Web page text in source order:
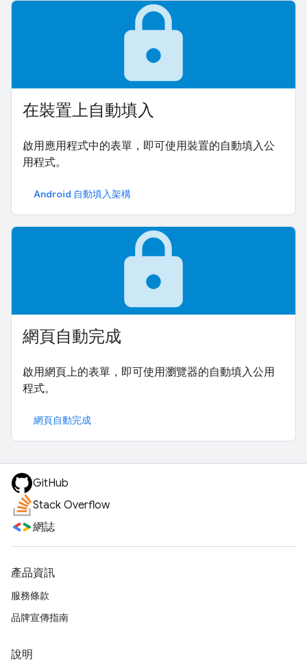
lock
在裝置上自動填入
啟用應用程式中的表單，即可使用裝置的自動填入公
用程式。
Android 自動填入架構
lock
網頁自動完成
啟用網頁上的表單，即可使用瀏覽器的自動填入公用
程式。
網頁自動完成
GitHub
Stack Overflow
網誌
產品資訊
服務條款
品牌宣傳指南
說明